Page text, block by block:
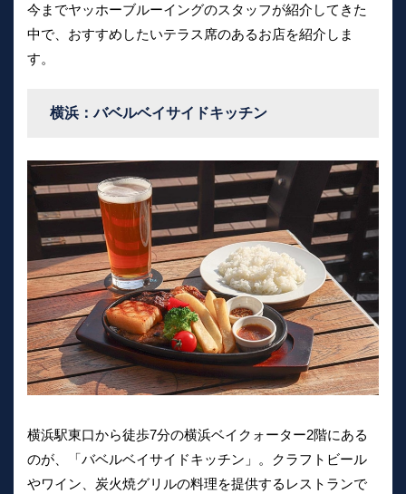
今までヤッホーブルーイングのスタッフが紹介してきた
中で、おすすめしたいテラス席のあるお店を紹介しま
す。
横浜：バベルベイサイドキッチン
横浜駅東口から徒歩7分の横浜ベイクォーター2階にある
のが、「バベルベイサイドキッチン」。クラフトビール
やワイン、炭火焼グリルの料理を提供するレストランで